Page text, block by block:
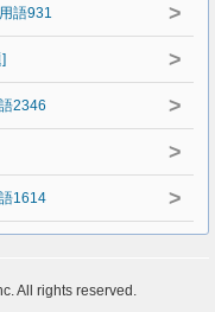
語931 >
>
2346 >
>
1614 >
All rights reserved.